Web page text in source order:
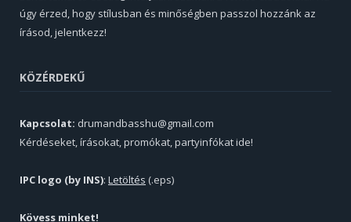
úgy érzed, hogy stílusban és minőségben passzol hozzánk az
írásod, jelentkezz!
KÖZÉRDEKŰ
Kapcsolat: drumandbasshu@gmail.com
Kérdéseket, írásokat, promókat, partyinfókat ide!
IPC logo (by INS): Letöltés (.eps)
Kövess minket!